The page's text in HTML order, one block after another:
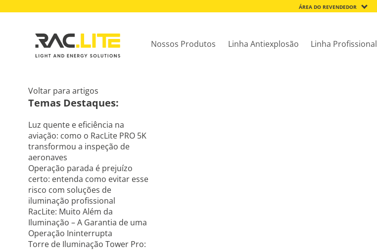
ÁREA DO REVENDEDOR
Nossos Produtos Linha Antiexplosão Linha Profissional
Voltar para artigos
Temas Destaques:
Luz quente e eficiência na
aviação: como o RacLite PRO 5K
transformou a inspeção de
aeronaves
Operação parada é prejuízo
certo: entenda como evitar esse
risco com soluções de
iluminação profissional
RacLite: Muito Além da
Iluminação – A Garantia de uma
Operação Ininterrupta
Torre de Iluminação Tower Pro: